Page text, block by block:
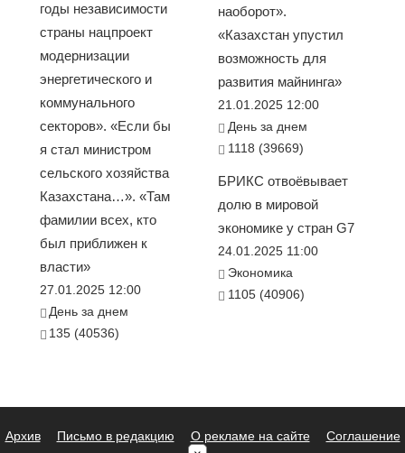
годы независимости
страны нацпроект
модернизации
энергетического и
коммунального
секторов». «Если бы
я стал министром
сельского хозяйства
Казахстана…». «Там
фамилии всех, кто
был приближен к
власти»
27.01.2025 12:00
День за днем
135 (40536)
наоборот».
«Казахстан упустил
возможность для
развития майнинга»
21.01.2025 12:00
День за днем
1118 (39669)
БРИКС отвоёвывает
долю в мировой
экономике у стран G7
24.01.2025 11:00
Экономика
1105 (40906)
Архив Письмо в редакцию О рекламе на сайте
Соглашение